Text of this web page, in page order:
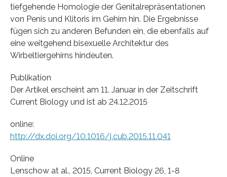
tiefgehende Homologie der Genitalrepräsentationen
von Penis und Klitoris im Gehirn hin. Die Ergebnisse
fügen sich zu anderen Befunden ein, die ebenfalls auf
eine weitgehend bisexuelle Architektur des
Wirbeltiergehirns hindeuten.
Publikation
Der Artikel erscheint am 11. Januar in der Zeitschrift
Current Biology und ist ab 24.12.2015
online:
http://dx.doi.org/10.1016/j.cub.2015.11.041
Online
Lenschow at al., 2015, Current Biology 26, 1-8